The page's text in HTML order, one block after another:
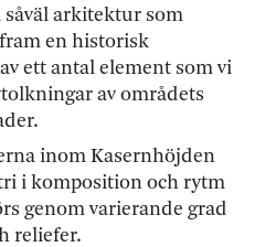
arkitektur som
en historisk
ett antal element som vi
av områdets
inom Kasernhöjden
i komposition och rytm
genom varierande grad
reliefer.